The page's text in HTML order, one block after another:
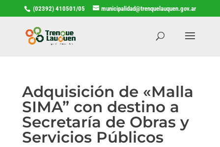
(02392) 410501/05 municipalidad@trenquelauquen.gov.ar
Adquisición de «Malla
SIMA” con destino a
Secretaría de Obras y
Servicios Públicos